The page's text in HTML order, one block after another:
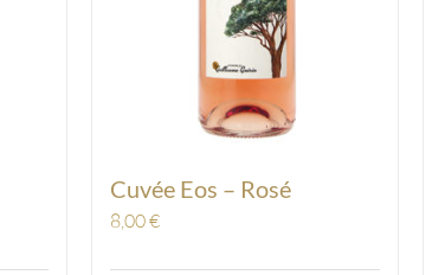
Cuvée Eos – Rosé
8,00€